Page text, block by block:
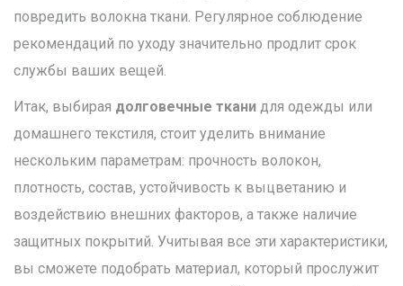
повредить волокна ткани. Регулярное соблюдение
рекомендаций по уходу значительно продлит срок
службы ваших вещей.
Итак, выбирая долговечные ткани для одежды или
домашнего текстиля, стоит уделить внимание
нескольким параметрам: прочность волокон,
плотность, состав, устойчивость к выцветанию и
воздействию внешних факторов, а также наличие
защитных покрытий. Учитывая все эти характеристики,
вы сможете подобрать материал, который прослужит